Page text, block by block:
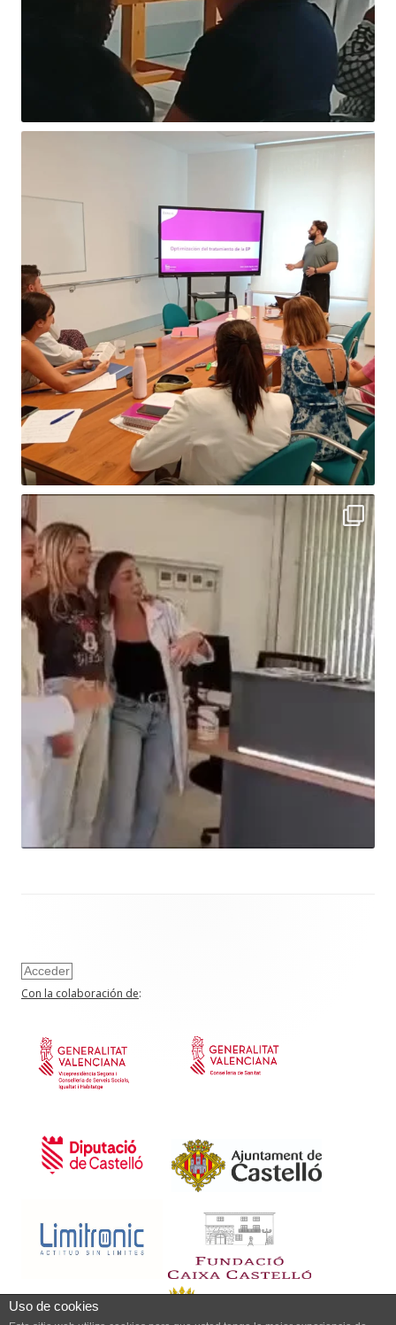
Acceder
Con la colaboración de:
Uso de cookies